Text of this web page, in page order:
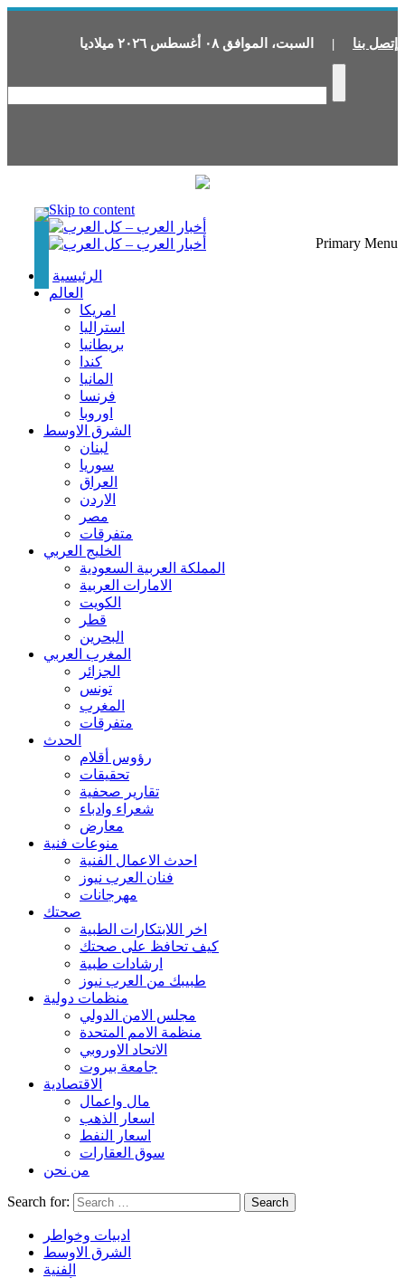
إتصل بنا | السبت، الموافق ٠٨ أغسطس ٢٠٢٦ ميلاديا
Skip to content
Primary Menu
الرئيسية
العالم
امريكا
استراليا
بريطانيا
كندا
المانيا
فرنسا
اوروبا
الشرق الاوسط
لبنان
سوريا
العراق
الاردن
مصر
متفرقات
الخليج العربي
المملكة العربية السعودية
الامارات العربية
الكويت
قطر
البحرين
المغرب العربي
الجزائر
تونس
المغرب
متفرقات
الحدث
رؤوس أقلام
تحقيقات
تقارير صحفية
شعراء وادباء
معارض
منوعات فنية
احدث الاعمال الفنية
فنان العرب نيوز
مهرجانات
صحتك
اخر اللابتكارات الطبية
كيف تحافظ على صحتك
ارشادات طبية
طبيبك من العرب نيوز
منظمات دولية
مجلس الامن الدولي
منظمة الامم المتحدة
الاتحاد الاوروبي
جامعة بيروت
الاقتصادية
مال واعمال
اسعار الذهب
اسعار النفط
سوق العقارات
من نحن
Search for:
ادبيات وخواطر
الشرق الاوسط
الفنية